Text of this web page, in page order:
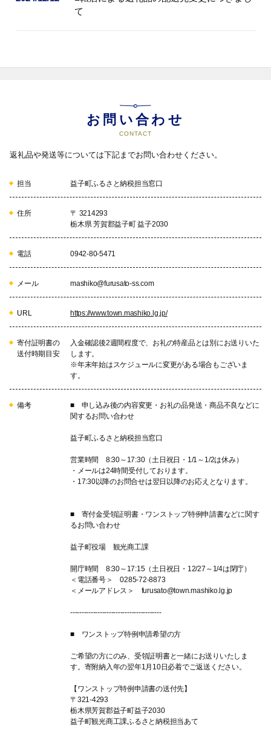
て
お問い合わせ
CONTACT
返礼品や発送等については下記までお問い合わせください。
担当 益子町ふるさと納税担当窓口
住所
〒 3214293
栃木県 芳賀郡益子町 益子2030
電話 0942-80-5471
メール mashiko@furusato-ss.com
URL https://www.town.mashiko.lg.jp/
寄付証明書の
送付時期目安
入金確認後2週間程度で、お礼の特産品とは別にお送りいた
します。
※年末年始はスケジュールに変更がある場合もございま
す。
備考
■ 申し込み後の内容変更・お礼の品発送・商品不良などに
関するお問い合わせ
益子町ふるさと納税担当窓口
営業時間 8:30～17:30（土日祝日・1/1～1/2は休み）
・メールは24時間受付しております。
・17:30以降のお問合せは翌日以降のお応えとなります。
■ 寄付金受領証明書・ワンストップ特例申請書などに関す
るお問い合わせ
益子町役場 観光商工課
開庁時間 8:30～17:15（土日祝日・12/27～1/4は閉庁）
＜電話番号＞ 0285-72-8873
＜メールアドレス＞ furusato@town.mashiko.lg.jp
----------------------------------------
■ ワンストップ特例申請希望の方
ご希望の方にのみ、受領証明書と一緒にお送りいたしま
す。寄附納入年の翌年1月10日必着でご返送ください。
【ワンストップ特例申請書の送付先】
〒321-4293
栃木県芳賀郡益子町益子2030
益子町観光商工課ふるさと納税担当あて